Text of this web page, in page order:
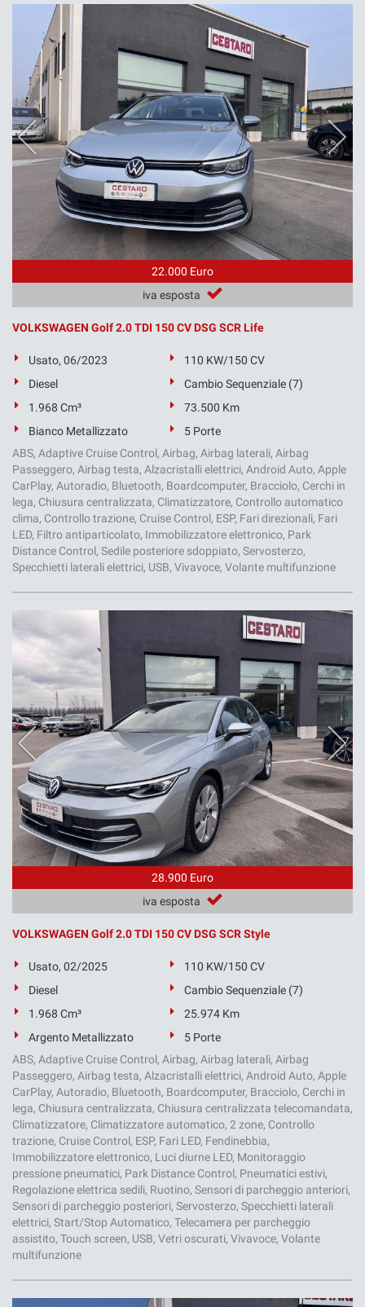
22.000 Euro
iva esposta
VOLKSWAGEN Golf 2.0 TDI 150 CV DSG SCR Life
Usato, 06/2023
110 KW/150 CV
Diesel
Cambio Sequenziale (7)
1.968 Cm³
73.500 Km
Bianco Metallizzato
5 Porte
ABS, Adaptive Cruise Control, Airbag, Airbag laterali, Airbag
Passeggero, Airbag testa, Alzacristalli elettrici, Android Auto, Apple
CarPlay, Autoradio, Bluetooth, Boardcomputer, Bracciolo, Cerchi in
lega, Chiusura centralizzata, Climatizzatore, Controllo automatico
clima, Controllo trazione, Cruise Control, ESP, Fari direzionali, Fari
LED, Filtro antiparticolato, Immobilizzatore elettronico, Park
Distance Control, Sedile posteriore sdoppiato, Servosterzo,
Specchietti laterali elettrici, USB, Vivavoce, Volante multifunzione
28.900 Euro
iva esposta
VOLKSWAGEN Golf 2.0 TDI 150 CV DSG SCR Style
Usato, 02/2025
110 KW/150 CV
Diesel
Cambio Sequenziale (7)
1.968 Cm³
25.974 Km
Argento Metallizzato
5 Porte
ABS, Adaptive Cruise Control, Airbag, Airbag laterali, Airbag
Passeggero, Airbag testa, Alzacristalli elettrici, Android Auto, Apple
CarPlay, Autoradio, Bluetooth, Boardcomputer, Bracciolo, Cerchi in
lega, Chiusura centralizzata, Chiusura centralizzata telecomandata,
Climatizzatore, Climatizzatore automatico, 2 zone, Controllo
trazione, Cruise Control, ESP, Fari LED, Fendinebbia,
Immobilizzatore elettronico, Luci diurne LED, Monitoraggio
pressione pneumatici, Park Distance Control, Pneumatici estivi,
Regolazione elettrica sedili, Ruotino, Sensori di parcheggio anteriori,
Sensori di parcheggio posteriori, Servosterzo, Specchietti laterali
elettrici, Start/Stop Automatico, Telecamera per parcheggio
assistito, Touch screen, USB, Vetri oscurati, Vivavoce, Volante
multifunzione